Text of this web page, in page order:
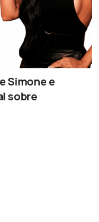
Simone e
sobre